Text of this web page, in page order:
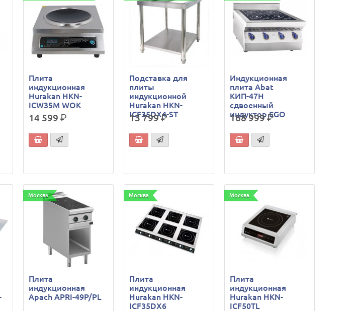
Плита
индукционная
Hurakan HKN-
ICW35M WOK
14 599 р.
Подставка для
плиты
индукционной
Hurakan HKN-
ICF35DX4-ST
13 799р.
Индукционная
плита Abat
КИП-47Н
сдвоенный
индуктор EGO
168 999р.
Москва
Плита
индукционная
Apach APRI-49P/PL
Москва
Плита
индукционная
Hurakan HKN-
ICF35DX6
Москва
Плита
индукционная
Hurakan HKN-
ICF50TL